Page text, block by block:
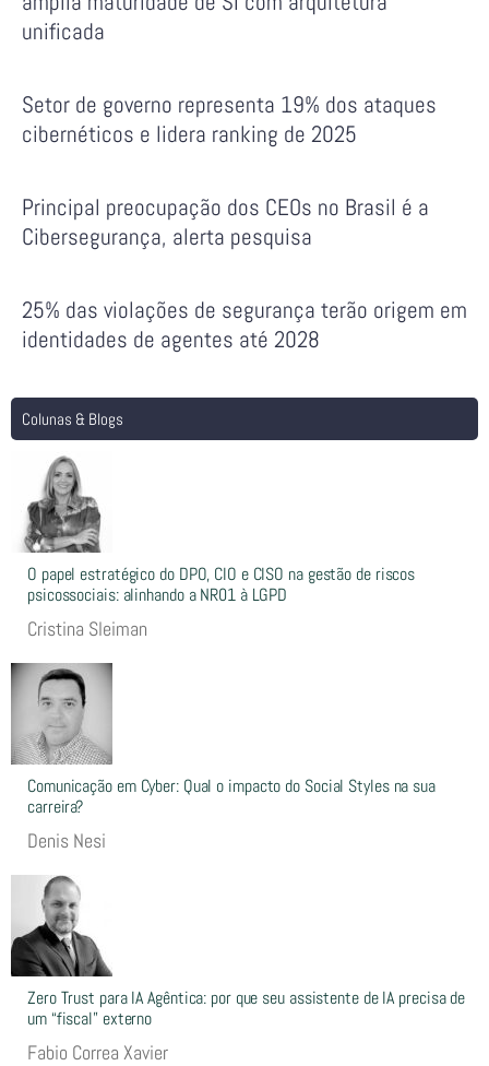
unificada
Setor de governo representa 19% dos ataques
cibernéticos e lidera ranking de 2025
Principal preocupação dos CEOs no Brasil é a
Cibersegurança, alerta pesquisa
25% das violações de segurança terão origem em
identidades de agentes até 2028
Colunas & Blogs
O papel estratégico do DPO, CIO e CISO na gestão de riscos
psicossociais: alinhando a NR01 à LGPD
Cristina Sleiman
Comunicação em Cyber: Qual o impacto do Social Styles na sua
carreira?
Denis Nesi
Zero Trust para IA Agêntica: por que seu assistente de IA precisa de
um “fiscal” externo
Fabio Correa Xavier